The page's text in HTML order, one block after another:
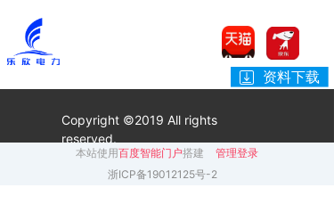
资料下载
Copyright ©2019 All rights
reserved.
本站使用百度智能门户搭建
管理登录
浙ICP备19012125号-2